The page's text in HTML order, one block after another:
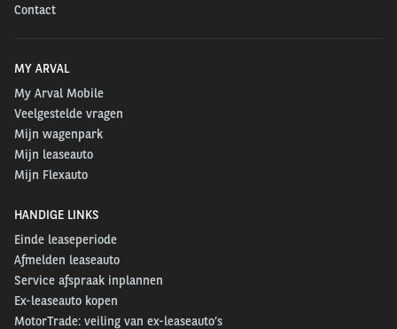
Contact
MY ARVAL
My Arval Mobile
Veelgestelde vragen
Mijn wagenpark
Mijn leaseauto
Mijn Flexauto
HANDIGE LINKS
Einde leaseperiode
Afmelden leaseauto
Service afspraak inplannen
Ex-leaseauto kopen
MotorTrade: veiling van ex-leaseauto’s